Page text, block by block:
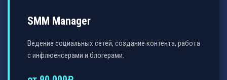
SMM Manager
Ведение социальных сетей, создание контента, работа
с инфлюенсерами и блогерами.